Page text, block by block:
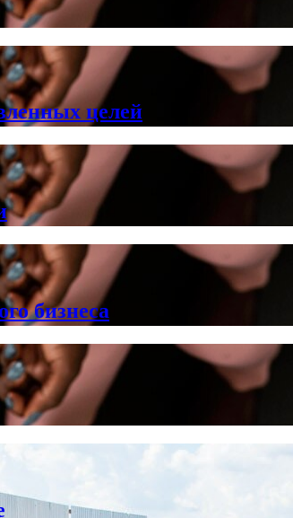
целей
бизнеса